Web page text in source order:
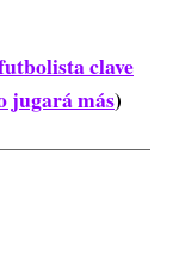
clave
jugará más)